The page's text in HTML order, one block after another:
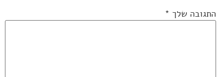
התגובה שלך *